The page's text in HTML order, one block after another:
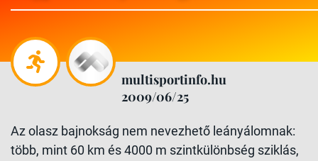
multisportinfo.hu
2009/06/25
Az olasz bajnokság nem nevezhető leányálomnak:
több, mint 60 km és 4000 m szintkülönbség sziklás,